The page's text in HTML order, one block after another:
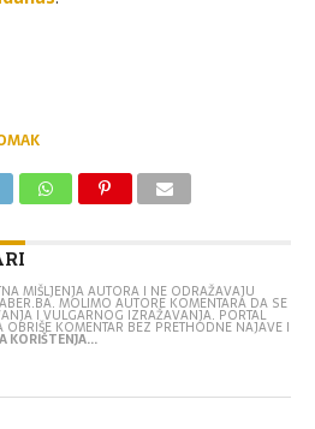
MIŠLJENJA AUTORA I NE ODRAŽAVAJU
MOLIMO AUTORE KOMENTARA DA SE
I VULGARNOG IZRAŽAVANJA. PORTAL
KOMENTAR BEZ PRETHODNE NAJAVE I
KORIŠTENJA...